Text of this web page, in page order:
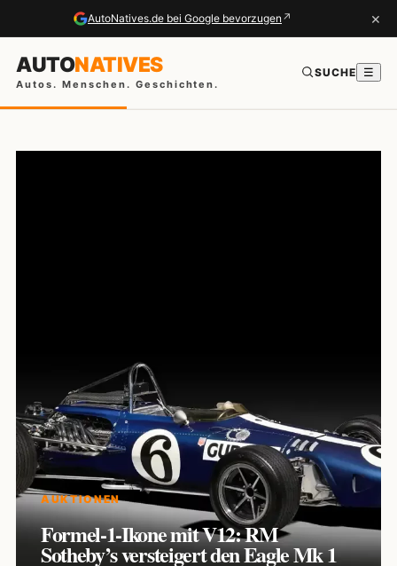
AutoNatives.de bei Google bevorzugen ↗ ×
AUTONATIVES
Autos. Menschen. Geschichten.
SUCHE ☰
AUKTIONEN
Formel-1-Ikone mit V12: RM
Sotheby’s versteigert den Eagle Mk 1